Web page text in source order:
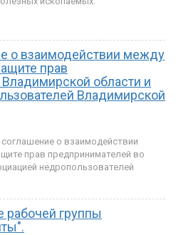
о взаимодействии между
прав
области и
Владимирской
о взаимодействии
прав предпринимателей во
недропользователей
рабочей группы